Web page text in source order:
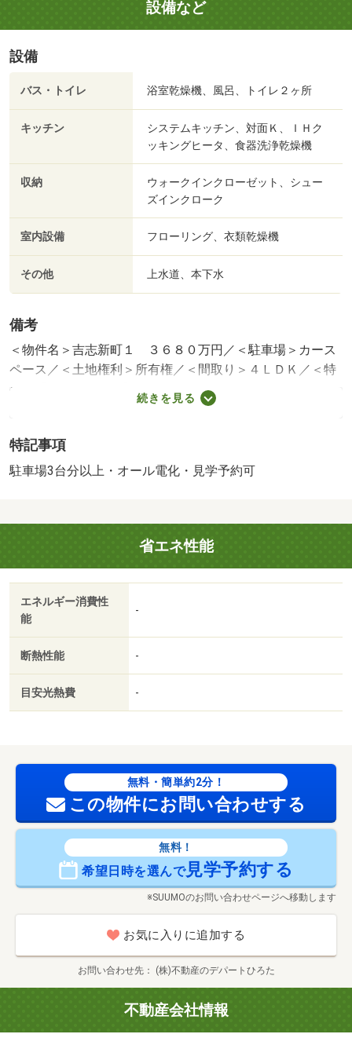
設備など
設備
バス・トイレ 浴室乾燥機、風呂、トイレ２ヶ所
キッチン
システムキッチン、対面Ｋ、ＩＨク
ッキングヒータ、食器洗浄乾燥機
収納
ウォークインクローゼット、シュー
ズインクローク
室内設備 フローリング、衣類乾燥機
その他 上水道、本下水
備考
＜物件名＞吉志新町１ ３６８０万円／＜駐車場＞カース
ペース／＜土地権利＞所有権／＜間取り＞４ＬＤＫ／＜特
徴＞【ネット予約可】大和ハウス施工、２０２２年築の築
浅戸建！設備充実です♪、駐車３台以上可・土地５０坪以
販売戸数：1戸
続きを見る
特記事項
駐車場3台分以上・オール電化・見学予約可
省エネ性能
エネルギー消費性
能
-
断熱性能 -
目安光熱費 -
無料・簡単約2分！
この物件にお問い合わせする
無料！
希望日時を選んで見学予約する
※SUUMOのお問い合わせページへ移動します
お気に入りに追加する
お問い合わせ先 (株)不動産のデパートひろた
不動産会社情報